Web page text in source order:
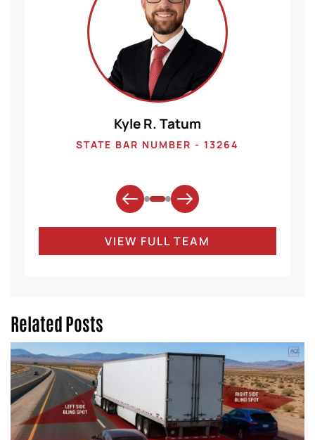
Kyle R. Tatum
STATE BAR NUMBER - 13264
VIEW FULL TEAM
Related Posts